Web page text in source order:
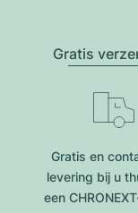
Gratis
Gratis en
levering bij u
een